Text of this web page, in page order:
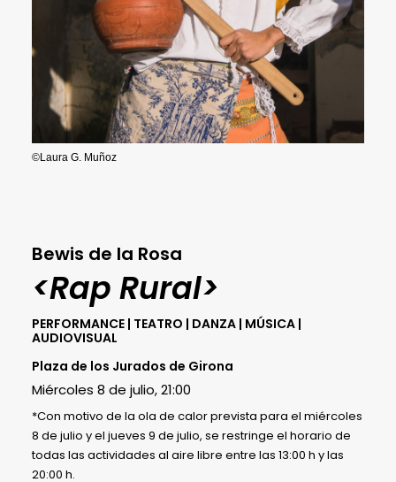
Bewis de la Rosa
<Rap Rural>
PERFORMANCE | TEATRO | DANZA | MÚSICA |
AUDIOVISUAL
Plaza de los Jurados de Girona
Miércoles 8 de julio, 21:00
*Con motivo de la ola de calor prevista para el miércoles
8 de julio y el jueves 9 de julio, se restringe el horario de
todas las actividades al aire libre entre las 13:00 h y las
20:00 h.
©Laura G. Muñoz